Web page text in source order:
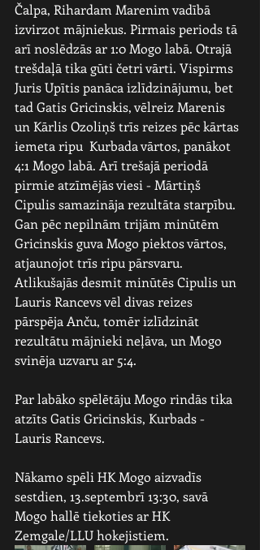
Čalpa, Rihardam Marenim vadībā
izvirzot mājniekus. Pirmais periods tā
arī noslēdzās ar 1:0 Mogo labā. Otrajā
trešdaļā tika gūti četri vārti. Vispirms
Juris Upītis panāca izlīdzinājumu, bet
tad Gatis Gricinskis, vēlreiz Marenis
un Kārlis Ozoliņš trīs reizes pēc kārtas
iemeta ripu  Kurbada vārtos, panākot
4:1 Mogo labā. Arī trešajā periodā
pirmie atzīmējās viesi - Mārtiņš
Cipulis samazināja rezultāta starpību.
Gan pēc nepilnām trijām minūtēm
Gricinskis guva Mogo piektos vārtos,
atjaunojot trīs ripu pārsvaru.
Atlikušajās desmit minūtēs Cipulis un
Lauris Rancevs vēl divas reizes
pārspēja Anču, tomēr izlīdzināt
rezultātu mājnieki neļāva, un Mogo
svinēja uzvaru ar 5:4.
Par labāko spēlētāju Mogo rindās tika
atzīts Gatis Gricinskis, Kurbads -
Lauris Rancevs.
Nākamo spēli HK Mogo aizvadīs
sestdien, 13.septembrī 13:30, savā
Mogo hallē tiekoties ar HK
Zemgale/LLU hokejistiem.